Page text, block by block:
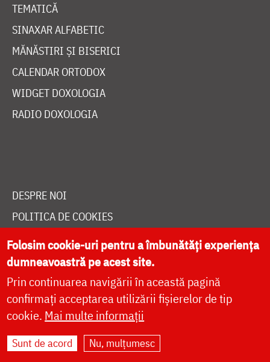
TEMATICĂ
SINAXAR ALFABETIC
MĂNĂSTIRI ȘI BISERICI
CALENDAR ORTODOX
WIDGET DOXOLOGIA
RADIO DOXOLOGIA
DESPRE NOI
POLITICA DE COOKIES
DONEAZĂ ONLINE PENTRU CATEDRALA NAȚIONALĂ
LIVE
Site dezvoltat deDOXOLOGIA MEDIA
Arhiepiscopia Iașilor | ©
Folosim cookie-uri pentru a îmbunătăți experiența
dumneavoastră pe acest site.
Prin continuarea navigării în această pagină
confirmați acceptarea utilizării fișierelor de tip
cookie. Mai multe informații
Sunt de acord Nu, mulțumesc